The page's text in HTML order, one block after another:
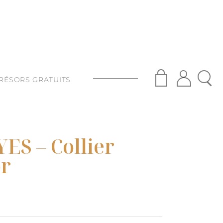
GRATUITS
– Collier